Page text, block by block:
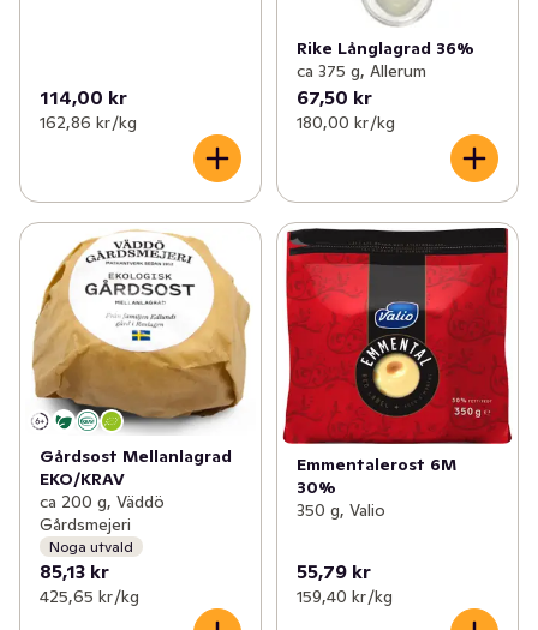
114,00 kr
162,86 kr /kg
Rike Långlagrad 36%
ca 375 g, Allerum
67,50 kr
180,00 kr /kg
Gårdsost Mellanlagrad
EKO/KRAV
ca 200 g, Väddö
Gårdsmejeri
Noga utvald
85,13 kr
425,65 kr /kg
Emmentalerost 6M
30%
350 g, Valio
55,79 kr
159,40 kr /kg